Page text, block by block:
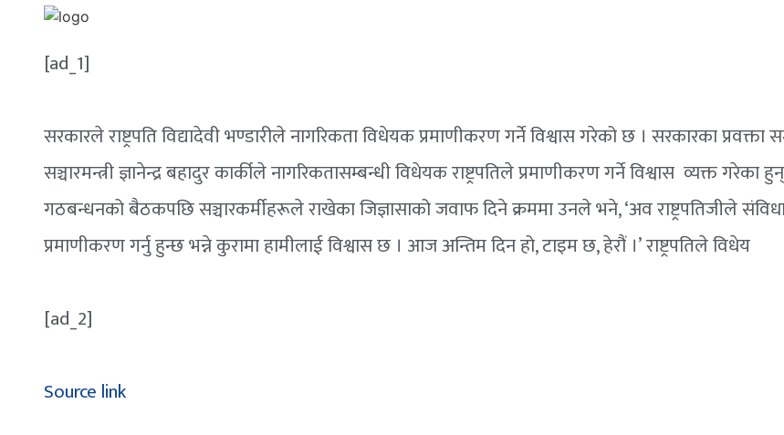
[ad_1]
सरकारले राष्ट्रपति विद्यादेवी भण्डारीले नागरिकता विधेयक प्रमाणीकरण गर्ने विश्वास गरेको छ । सरकारका
सञ्चारमन्त्री ज्ञानेन्द्र बहादुर कार्कीले नागरिकतासम्बन्धी विधेयक राष्ट्रपतिले प्रमाणीकरण गर्ने विश्वास व्यक्त गरेका
गठबन्धनको बैठकपछि सञ्चारकर्मीहरूले राखेका जिज्ञासाको जवाफ दिने क्रममा उनले भने, ‘अव राष्ट्रपतिजीले
प्रमाणीकरण गर्नु हुन्छ भन्ने कुरामा हामीलाई विश्वास छ । आज अन्तिम दिन हो, टाइम छ, हेरौं ।’ राष्ट्रपतिले विधेय
[ad_2]
Source link